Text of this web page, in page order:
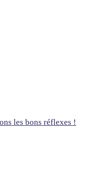
les bons réflexes !